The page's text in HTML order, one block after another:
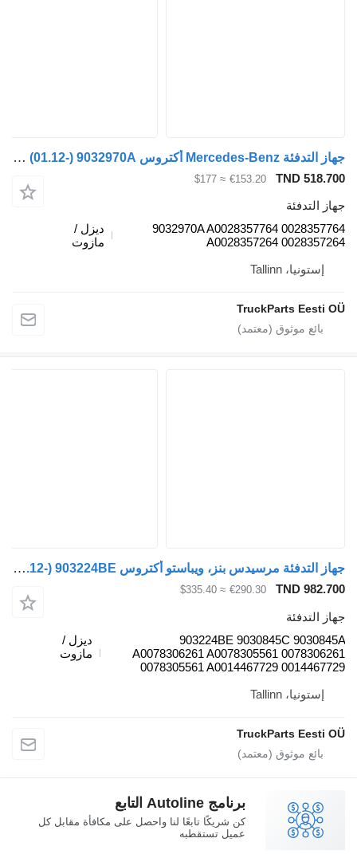
جهاز التدفئة Mercedes-Benz أكتروس mp4 2551 (01.12-) 9032970A لـ السيارات القاطرة Mercedes-Benz Actros MP4 Antos Arocs (2012-)
€153.20
≈ $177
9032970A A0028357764
A0028357264
ديزل /
جهاز التدفئة مرسيدس بنز، ويباستو أكتروس mp4 1848 (01.12-) 903224BE لـ السيارات القاطرة Mercedes-Benz Actros MP4 Antos Arocs (2012-)
€290.30
≈ $335.40
903224BE 9030845C
A0078306261 A0078305561
0078305561 A0014467729
مازوت
برنامج Autoline التابع
كن شريكًا تابعًا لنا واحصل على مكافأة مقابل كل
عميل تستقطبه